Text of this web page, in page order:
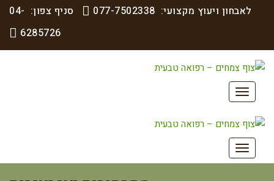
ויעוץ מקצועי:077-7502338 סניף צפון:04-
6285726
תפריט
תפריט